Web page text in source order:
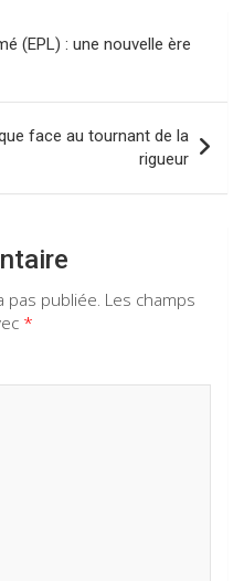
n(EPL) : une nouvelle ère
face au tournant de la
rigueur
pas publiée. Les champs
*